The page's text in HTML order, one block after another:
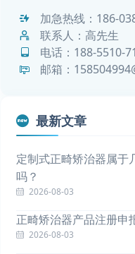
加急热线： 186-
联系人：高先生
电话： 188-5510-
邮箱：
最新文章
定制式正畸矫治器属于
吗？
2026-08-03
正畸矫治器产品注册申
2026-08-03